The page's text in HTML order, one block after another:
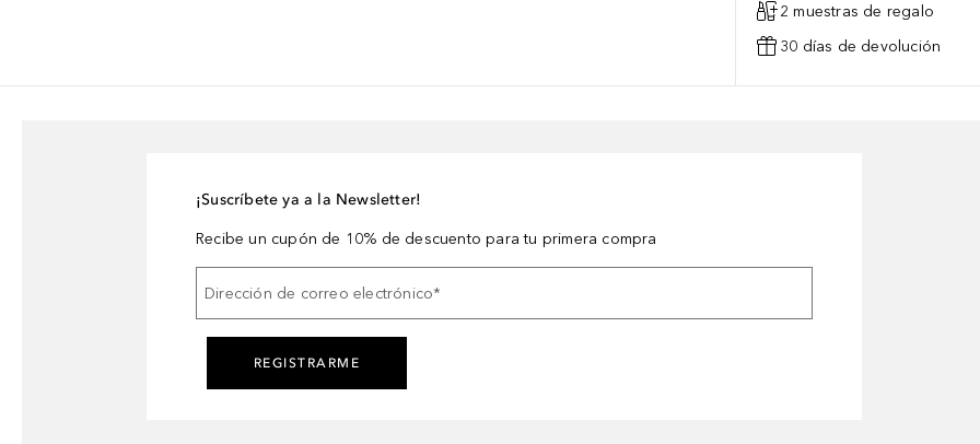
2 muestras de regalo
30 días de devolución
¡Suscríbete ya a la Newsletter!
Recibe un cupón de 10% de descuento para tu primera compra
Dirección de correo electrónico*
REGISTRARME